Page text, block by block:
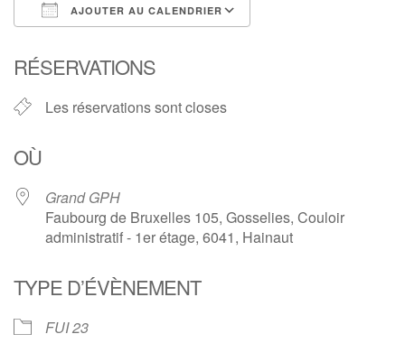
AJOUTER AU CALENDRIER
RÉSERVATIONS
Les réservations sont closes
OÙ
Grand GPH
Faubourg de Bruxelles 105, Gosselies, Couloir
administratif - 1er étage, 6041, Hainaut
TYPE D’ÉVÈNEMENT
FUI 23